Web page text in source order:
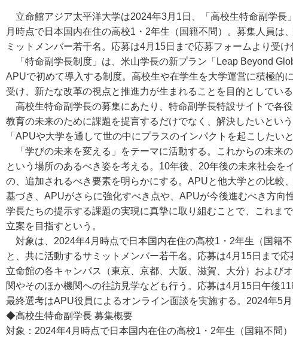
立命館アジア太平洋大学は2024年3月1日、「高校生特命副学長
月時点で日本国内在住の高校1・2年生（国籍不問）。募集人員は
ミットメンバー若干名。応募は4月15日まで応募フォームより受け
「特命副学長制度」は、米山学長の新プラン「Leap Beyond
APUで初めて導入する制度。高校生や在学生を大学運営に積極的
受け、新たな改革の視点と推進力が生まれることを目的としてい
高校生特命副学長の募集にあたり、特命副学長特設サイトで各
教育の未来のために課題を提言するだけでなく、解決したいとい
「APUや大学を通して世の中にプラスのインパクトを起こしたい
「学びの未来を変える」をテーマに活動する。これからの未来
という場所のあるべき姿を考える。10年後、20年後の未来社会を
の、追加されるべき要素を明らかにする。APUと他大学との比較
基づき、APUがさらに強化すべき点や、APUが今後進むべき方向
学長たちの提示する課題の実現に真摯に取り組むことで、これま
立案を目指すという。
対象は、2024年4月時点で日本国内在住の高校1・2年生（国籍
と、共に活動するサミットメンバー若干名。応募は4月15日まで
立命館の各キャンパス（東京、京都、大阪、滋賀、大分）および
関やそのほか機関への往訪見学なども行う。応募は4月15日午後
最終選考はAPU役員によるオンライン面談を実施する。2024年5
◆高校生特命副学長 募集概要
対象：2024年4月時点で日本国内在住の高校1・2年生（国籍不問）